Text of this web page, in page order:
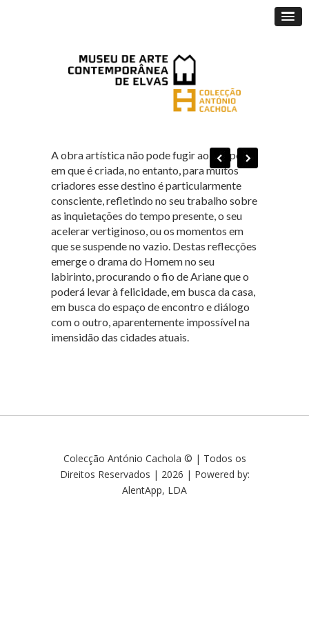
A obra artística não pode fugir ao tempo
em que é criada, no entanto, para muitos
criadores esse destino é particularmente
consciente, refletindo no seu trabalho sobre
as inquietações do tempo presente, o seu
acelerar vertiginoso, ou os momentos em
que se suspende no vazio. Destas reflecções
emerge o drama do Homem no seu
labirinto, procurando o fio de Ariane que o
poderá levar à felicidade, em busca da casa,
em busca do espaço de encontro e diálogo
com o outro, aparentemente impossível na
imensidão das cidades atuais.
Colecção António Cachola © | Todos os
Direitos Reservados | 2026 | Powered by:
AlentApp, LDA